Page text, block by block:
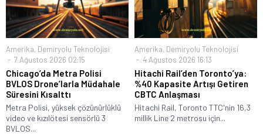
Amerika, Demiryolu Teknolojisi
7 Ağustos 2026 02:15
Chicago’da Metra Polisi
BVLOS Drone’larla Müdahale
Süresini Kısalttı
Metra Polisi, yüksek çözünürlüklü
video ve kızılötesi sensörlü 3
BVLOS...
Amerika, Demiryolu Teknolojisi
4 Ağustos 2026 16:13
Hitachi Rail’den Toronto’ya:
%40 Kapasite Artışı Getiren
CBTC Anlaşması
Hitachi Rail, Toronto TTC'nin 16,3
millik Line 2 metrosu için...